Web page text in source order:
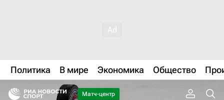
Политика В мире Экономика Общество
Матч-центр